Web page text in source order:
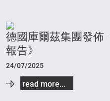
德國庫爾茲集團發佈
報告》
24/07/2025
read more...